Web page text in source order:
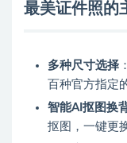
最美证件照的
多种尺寸选择
百种官方指定
智能AI抠图换
抠图，一键更